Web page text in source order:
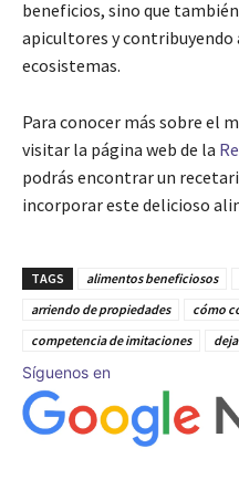
beneficios, sino que
apicultores y contribuyendo
ecosistemas.
Para conocer más sobre el
visitar la página web de la
podrás encontrar un
incorporar este delicioso
TAGS alimentos beneficiosos
arriendo de propiedades
cómo
competencia de imitaciones
Síguenos en